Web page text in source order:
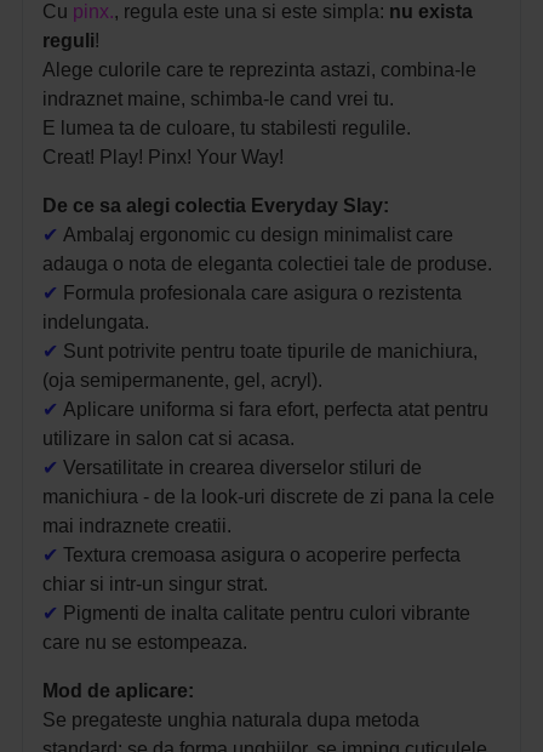
Cu pinx., regula este una si este simpla: nu exista
reguli!
Alege culorile care te reprezinta astazi, combina-le
indraznet maine, schimba-le cand vrei tu.
E lumea ta de culoare, tu stabilesti regulile.
Creat! Play! Pinx! Your Way!
De ce sa alegi colectia Everyday Slay:
✔ Ambalaj ergonomic cu design minimalist care
adauga o nota de eleganta colectiei tale de produse.
✔ Formula profesionala care asigura o rezistenta
indelungata.
✔ Sunt potrivite pentru toate tipurile de manichiura,
(oja semipermanente, gel, acryl).
✔ Aplicare uniforma si fara efort, perfecta atat pentru
utilizare in salon cat si acasa.
✔ Versatilitate in crearea diverselor stiluri de
manichiura - de la look-uri discrete de zi pana la cele
mai indraznete creatii.
✔ Textura cremoasa asigura o acoperire perfecta
chiar si intr-un singur strat.
✔ Pigmenti de inalta calitate pentru culori vibrante
care nu se estompeaza.
Mod de aplicare:
Se pregateste unghia naturala dupa metoda